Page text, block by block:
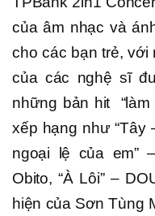
của âm nhạc và
cho các bạn trẻ,
của các nghệ sĩ
những bản hit “làm
xếp hạng như “Tây
ngoại lệ của em”
Obito, “À Lôi” –
hiện của Sơn Tùng